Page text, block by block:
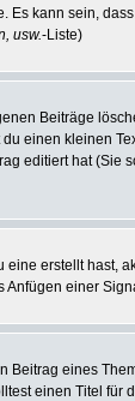
kann sein,
usw.-Liste)
Beiträge
einen kleinen
editiert hat
eine erstellt hast,
einer
eines
einen Titel